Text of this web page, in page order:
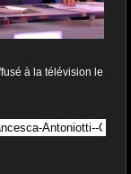
à la télévision le